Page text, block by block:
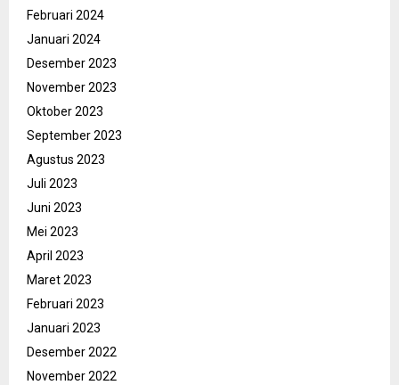
Februari 2024
Januari 2024
Desember 2023
November 2023
Oktober 2023
September 2023
Agustus 2023
Juli 2023
Juni 2023
Mei 2023
April 2023
Maret 2023
Februari 2023
Januari 2023
Desember 2022
November 2022